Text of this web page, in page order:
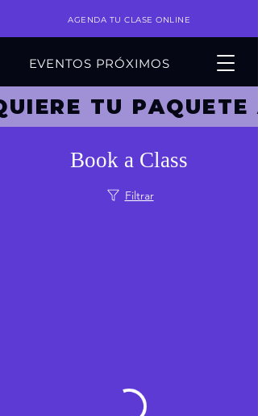
EVENTOS PRÓXIMOS
TU PAQUETE
AGENDA TU CLASE ONLINE
Book a Class
Filtrar